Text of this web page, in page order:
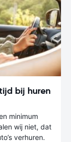
bij huren
minimum
wij niet, dat
verhuren.